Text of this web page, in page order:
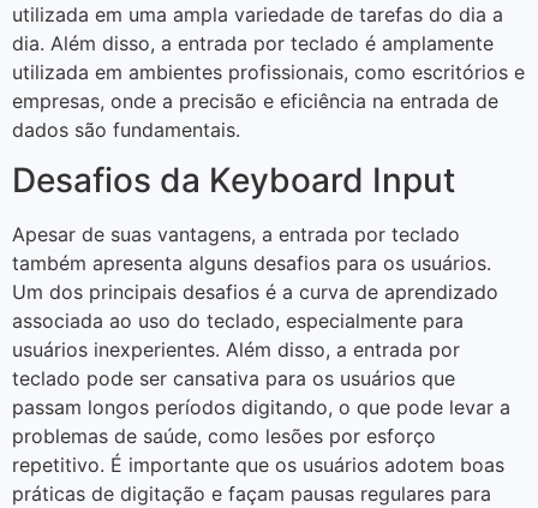
utilizada em uma ampla variedade de tarefas do dia a
dia. Além disso, a entrada por teclado é amplamente
utilizada em ambientes profissionais, como escritórios e
empresas, onde a precisão e eficiência na entrada de
dados são fundamentais.
Desafios da Keyboard Input
Apesar de suas vantagens, a entrada por teclado
também apresenta alguns desafios para os usuários.
Um dos principais desafios é a curva de aprendizado
associada ao uso do teclado, especialmente para
usuários inexperientes. Além disso, a entrada por
teclado pode ser cansativa para os usuários que
passam longos períodos digitando, o que pode levar a
problemas de saúde, como lesões por esforço
repetitivo. É importante que os usuários adotem boas
práticas de digitação e façam pausas regulares para